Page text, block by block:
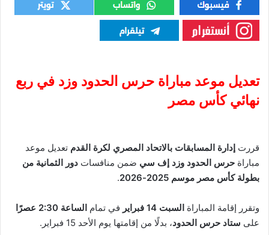
تعديل موعد مباراة حرس الحدود وزد في ربع
نهائي كأس مصر
قررت إدارة المسابقات بالاتحاد المصري لكرة القدم تعديل موعد
مباراة حرس الحدود وزد إف سي ضمن منافسات دور الثمانية من
بطولة كأس مصر موسم 2025-2026
.
وتقرر إقامة المباراة السبت 14 فبراير في تمام الساعة 2:30 عصرًا
على ستاد حرس الحدود، بدلًا من إقامتها يوم الأحد 15 فبراير.